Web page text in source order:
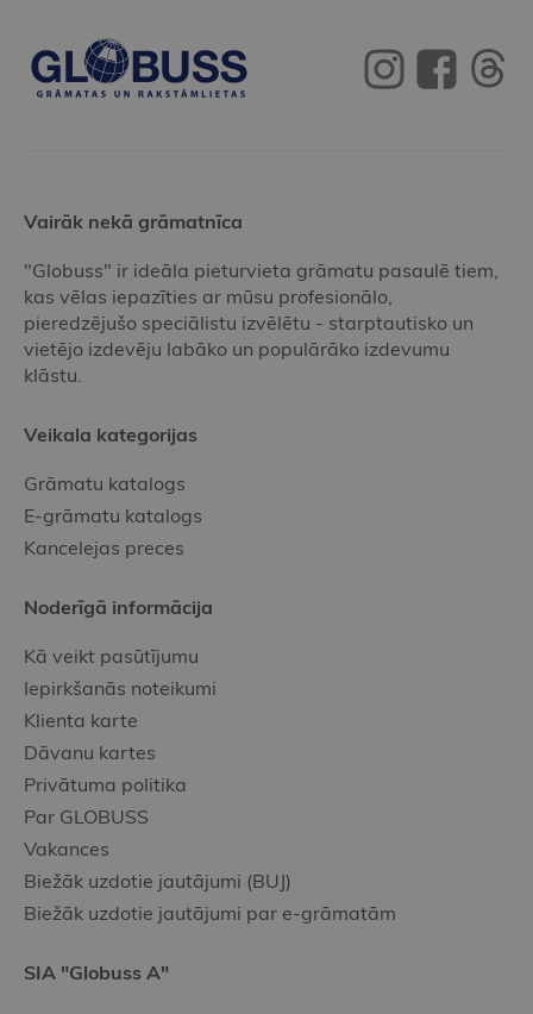
Vairāk nekā grāmatnīca
"Globuss" ir ideāla pieturvieta grāmatu pasaulē tiem,
kas vēlas iepazīties ar mūsu profesionālo,
pieredzējušo speciālistu izvēlētu - starptautisko un
vietējo izdevēju labāko un populārāko izdevumu
klāstu.
Veikala kategorijas
Grāmatu katalogs
E-grāmatu katalogs
Kancelejas preces
Noderīgā informācija
Kā veikt pasūtījumu
Iepirkšanās noteikumi
Klienta karte
Dāvanu kartes
Privātuma politika
Par GLOBUSS
Vakances
Biežāk uzdotie jautājumi (BUJ)
Biežāk uzdotie jautājumi par e-grāmatām
SIA "Globuss A"